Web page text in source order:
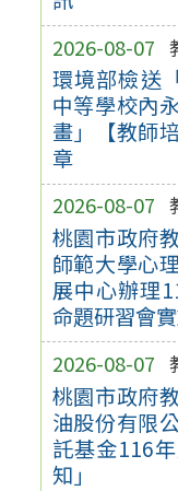
2026-08-07
環境部檢送
中等學校內
畫」【教師
章
2026-08-07
桃園市政府
師範大學心
展中心辦理
命題研習會
2026-08-07
桃園市政府
油股份有限
託基金116
知」